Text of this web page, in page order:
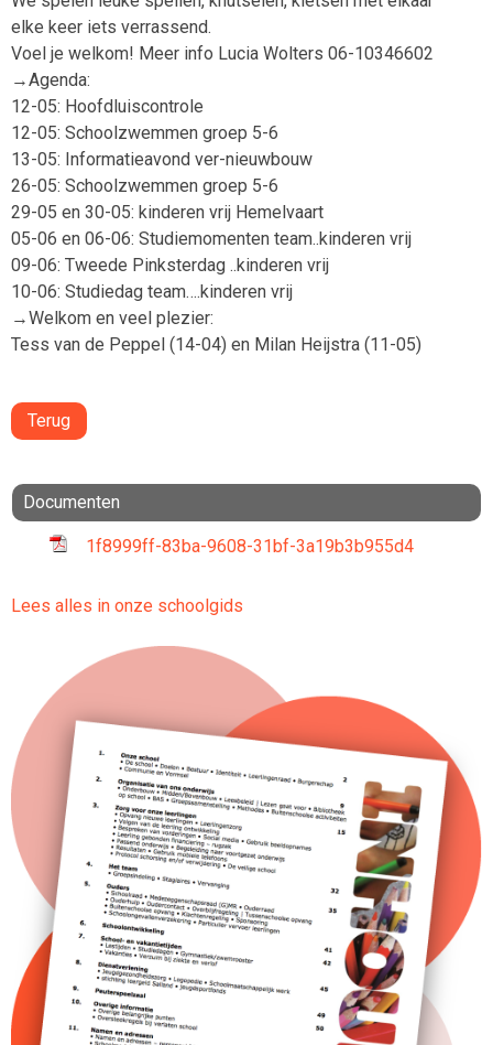
elke keer iets verrassend.
Voel je welkom! Meer info Lucia Wolters 06-10346602
→Agenda:
12-05: Hoofdluiscontrole
12-05: Schoolzwemmen groep 5-6
13-05: Informatieavond ver-nieuwbouw
26-05: Schoolzwemmen groep 5-6
29-05 en 30-05: kinderen vrij Hemelvaart
05-06 en 06-06: Studiemomenten team..kinderen vrij
09-06: Tweede Pinksterdag ..kinderen vrij
10-06: Studiedag team….kinderen vrij
→Welkom en veel plezier:
Tess van de Peppel (14-04) en Milan Heijstra (11-05)
Terug
Documenten
1f8999ff-83ba-9608-31bf-3a19b3b955d4
Lees alles in onze schoolgids